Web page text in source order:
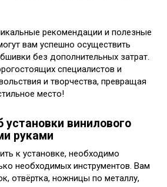
рекомендации и полезные
вам успешно осуществить
без дополнительных затрат.
специалистов и
и творчества, превращая
место!
установки винилового
руками
к установке, необходимо
необходимых инструментов. Вам
отвёртка, ножницы по металлу,